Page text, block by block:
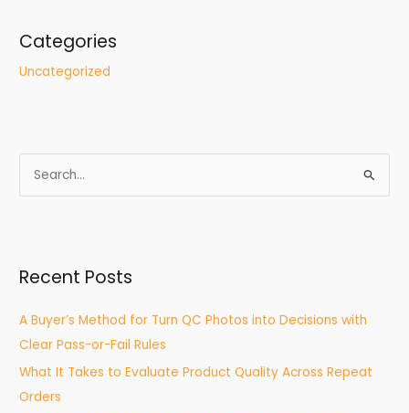
Categories
Uncategorized
e
c
f
o
r
:
Recent Posts
A Buyer’s Method for Turn QC Photos into Decisions with
Clear Pass-or-Fail Rules
What It Takes to Evaluate Product Quality Across Repeat
Orders